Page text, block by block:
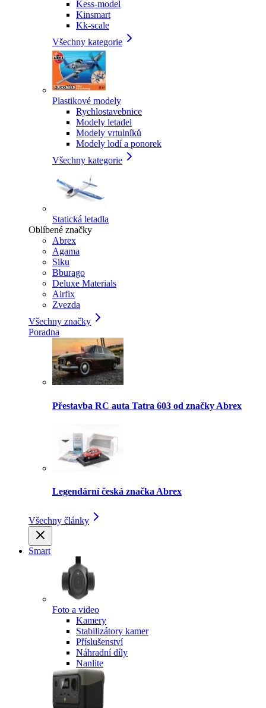
Kess-model
Kinsmart
Kk-scale
Všechny kategorie
Plastikové modely
Rychlostavebnice
Modely letadel
Modely vrtulníků
Modely lodí a ponorek
Všechny kategorie
Statická letadla
Oblíbené značky
Abrex
Agama
Siku
Bburago
Deluxe Materials
Airfix
Zvezda
Všechny značky
Poradna
Přestavba RC auta Tatra 603 od značky Abrex
Legendární česká značka Abrex
Všechny články
Smart
Foto a video
Kamery
Stabilizátory kamer
Příslušenství
Náhradní díly
Nanlite